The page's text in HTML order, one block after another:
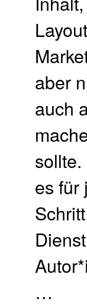
aber
auch
es für
…